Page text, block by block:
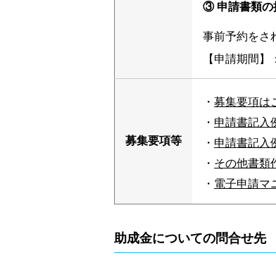
③ 申請書類の
事前予約をさ
【申請期間
募集要項等
・ 募集要項は
・ 申請書記入
・ 申請書記入
・ その他書類
・ 電子申請マ
助成金についての問合せ先